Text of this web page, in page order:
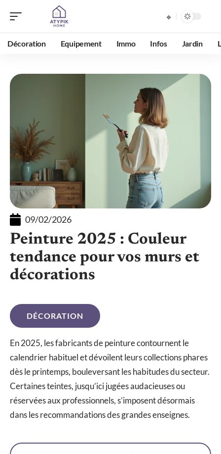
Décoration Equipement Immo Infos Jardin
09/02/2026
Peinture 2025 : Couleur
tendance pour vos murs et
décorations
DÉCORATION
En 2025, les fabricants de peinture contournent le
calendrier habituel et dévoilent leurs collections phares
dès le printemps, bouleversant les habitudes du secteur.
Certaines teintes, jusqu’ici jugées audacieuses ou
réservées aux professionnels, s’imposent désormais
dans les recommandations des grandes enseignes.